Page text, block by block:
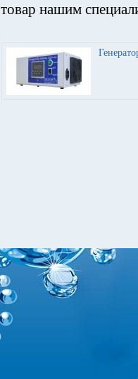
товар нашим